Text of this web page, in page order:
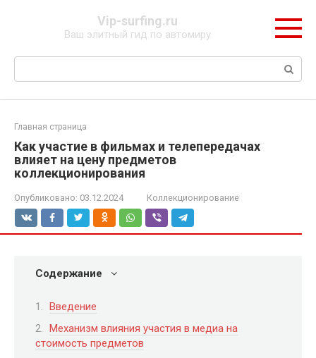
Vip-surfing.ru
Ваш элитный гид по автомиру
Поиск:
Главная страница
Как участие в фильмах и телепередачах
влияет на цену предметов
коллекционирования
Опубликовано: 03.12.2024 Коллекционирование
Содержание
Введение
Механизм влияния участия в медиа на
стоимость предметов